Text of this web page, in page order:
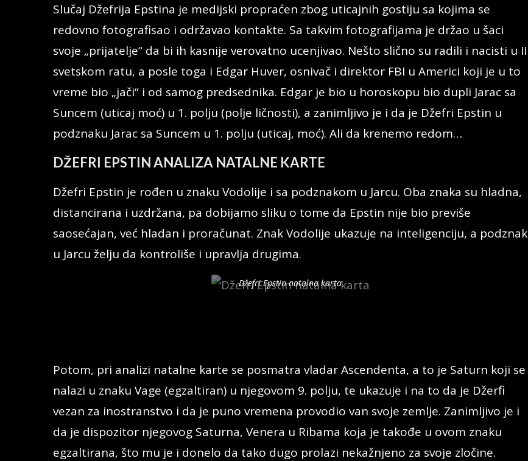
Slučaj Džefrija Epstina je medijski propraćen zbog uticajnih gostiju sa kojima se
redovno fotografisao i održavao kontakte. Sa takvim fotografijama je držao u šaci
svoje „prijatelje“ da bi ih kasnije verovatno ucenjivao. Nešto slično su radili i nacisti u II
svetskom ratu, a posle toga i Edgar Huver, osnivač i direktor FBI u Americi koji je u to
vreme bio „jači“ i od samog predsednika. Edgar je bio u horoskopu bio dupli Jarac sa
Suncem (uticaj moć) u 1. polju (polje ličnosti), a zanimljivo je i da je Džefri Epstin u
podznaku Jarac sa Suncem u 1. polju (uticaj, moć). Ali da krenemo redom…
DŽEFRI EPSTIN ANALIZA NATALNE KARTE
Džefri Epstin je rođen u znaku Vodolije i sa podznakom u Jarcu. Oba znaka su hladna,
distancirana i uzdržana, pa dobijamo sliku o tome da Epstin nije bio previše
saosećajan, već hladan i proračunat. Znak Vodolije ukazuje na inteligenciju, a podznak
u Jarcu želju da kontroliše i upravlja drugima.
Džefri Epstin natalna karta
Potom, pri analizi natalne karte se posmatra vladar Ascendenta, a to je Saturn koji se
nalazi u znaku Vage (egzaltiran) u njegovom 9. polju, te ukazuje i na to da je Džerfi
vezan za inostranstvo i da je puno vremena provodio van svoje zemlje. Zanimljivo je i
da je dispozitor njegovog Saturna, Venera u Ribama koja je takođe u ovom znaku
egzaltirana, što mu je i donelo da tako dugo prolazi nekažnjeno za svoje zločine.